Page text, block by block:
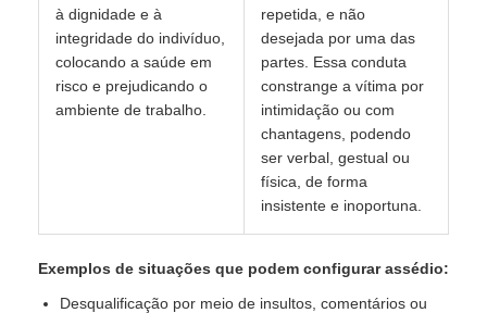
à dignidade e à
integridade do indivíduo,
colocando a saúde em
risco e prejudicando o
ambiente de trabalho.
repetida, e não
desejada por uma das
partes. Essa conduta
constrange a vítima por
intimidação ou com
chantagens, podendo
ser verbal, gestual ou
física, de forma
insistente e inoportuna.
Exemplos de situações que podem configurar assédio:
Desqualificação por meio de insultos, comentários ou